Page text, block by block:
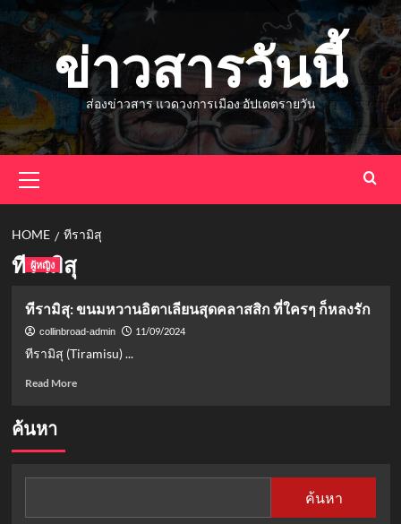
Skip
ข่าวสารวันนี้
ส่องข่าวสาร แวดวงการเมือง อัปเดตรายวัน
Menu
HOME ทีรามิสุ
ทีรามิสุ
ผู้หญิง
ทีรามิสุ: ขนมหวานอิตาเลียนสุดคลาสสิก ที่ใครๆ ก็หลงรัก
collinbroad-admin 11/09/2024
ทีรามิสุ (Tiramisu) ...
Read MoreRead
ขนม
อิตาเลียน
ค้นหา
ค้นหา